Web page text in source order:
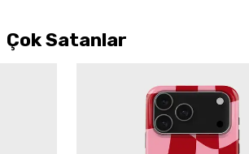
Çok Satanlar